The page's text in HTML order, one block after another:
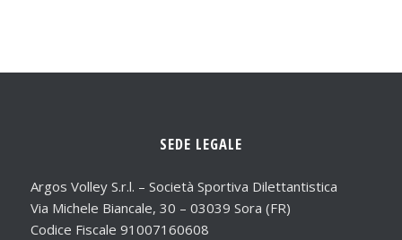
SEDE LEGALE
Argos Volley S.r.l. – Società Sportiva Dilettantistica
Via Michele Biancale, 30 – 03039 Sora (FR)
Codice Fiscale 91007160608